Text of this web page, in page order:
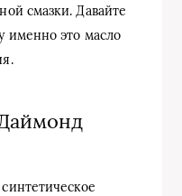
смазки. Давайте
именно это масло